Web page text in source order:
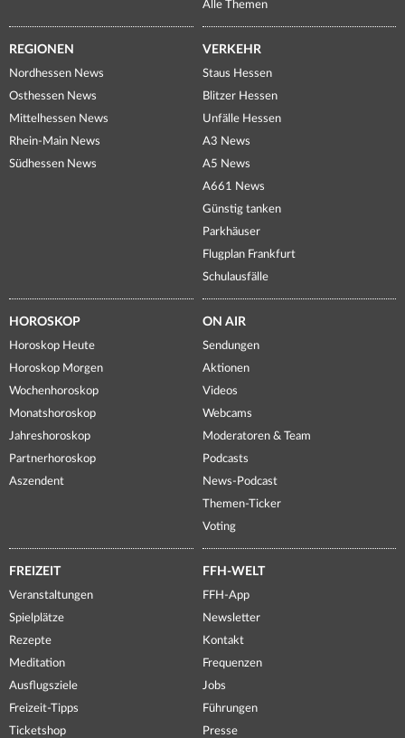
Alle Themen
REGIONEN
Nordhessen News
Osthessen News
Mittelhessen News
Rhein-Main News
Südhessen News
VERKEHR
Staus Hessen
Blitzer Hessen
Unfälle Hessen
A3 News
A5 News
A661 News
Günstig tanken
Parkhäuser
Flugplan Frankfurt
Schulausfälle
HOROSKOP
Horoskop Heute
Horoskop Morgen
Wochenhoroskop
Monatshoroskop
Jahreshoroskop
Partnerhoroskop
Aszendent
ON AIR
Sendungen
Aktionen
Videos
Webcams
Moderatoren & Team
Podcasts
News-Podcast
Themen-Ticker
Voting
FREIZEIT
Veranstaltungen
Spielplätze
Rezepte
Meditation
Ausflugsziele
Freizeit-Tipps
Ticketshop
FFH-WELT
FFH-App
Newsletter
Kontakt
Frequenzen
Jobs
Führungen
Presse